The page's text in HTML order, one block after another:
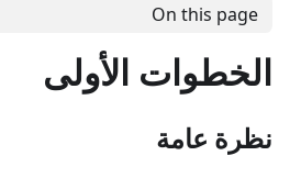
On this page
الخطوات الأولى
نظرة عامة